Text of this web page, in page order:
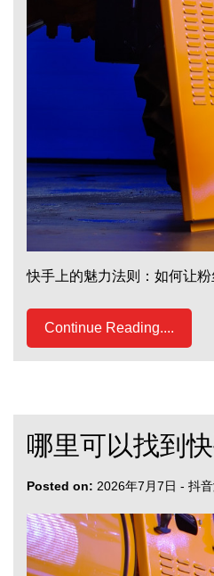
快手上的魅力法则：如何让
Continue Reading....
哪里可以找到
Posted on: 2026年7月7日 - 抖